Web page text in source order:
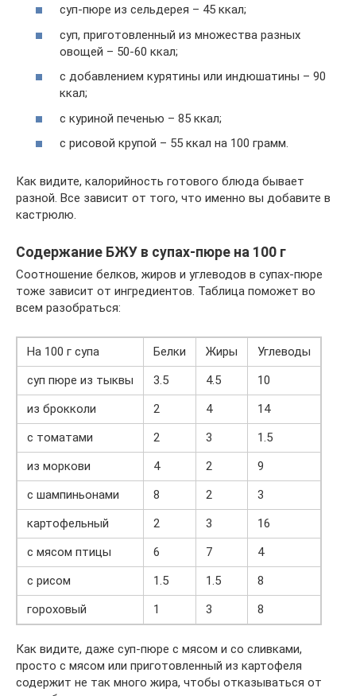
суп-пюре из сельдерея – 45 ккал;
суп, приготовленный из множества разных
овощей – 50-60 ккал;
с добавлением курятины или индюшатины – 90
ккал;
с куриной печенью – 85 ккал;
с рисовой крупой – 55 ккал на 100 грамм.
Как видите, калорийность готового блюда бывает
разной. Все зависит от того, что именно вы добавите в
кастрюлю.
Содержание БЖУ в супах-пюре на 100 г
Соотношение белков, жиров и углеводов в супах-пюре
тоже зависит от ингредиентов. Таблица поможет во
всем разобраться:
На 100 г супа Белки Жиры
Углеводы
суп пюре из тыквы
3.5 4.5
10
из брокколи
2 4
14
с томатами
2 3
1.5
из моркови
4 2
9
с шампиньонами
8 2
3
картофельный
2 3
16
с мясом птицы
6 7
4
с рисом
1.5 1.5
8
гороховый
1 3 8
Как видите, даже суп-пюре с мясом и со сливками,
просто с мясом или приготовленный из картофеля
содержит не так много жира, чтобы отказываться от